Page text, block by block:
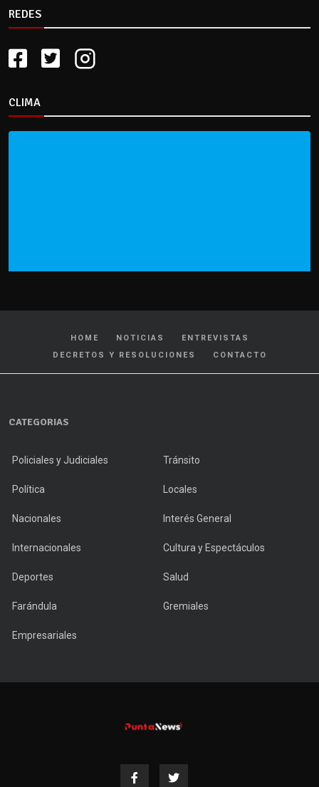
REDES
CLIMA
HOME NOTICIAS
ENTREVISTAS
DECRETOS Y RESOLUCIONES
CONTACTO
CATEGORIAS
Policiales y Judiciales Tránsito
Política Locales
Nacionales Interés General
Internacionales Cultura y Espectáculos
Deportes Salud
Farándula Gremiales
Empresariales